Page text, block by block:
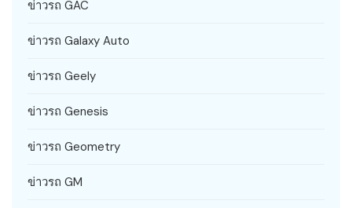
ข่าวรถ GAC
ข่าวรถ Galaxy Auto
ข่าวรถ Geely
ข่าวรถ Genesis
ข่าวรถ Geometry
ข่าวรถ GM